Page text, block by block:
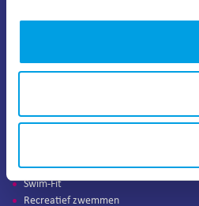
Aqua-Fit
Swim-Fit
Recreatief zwemmen